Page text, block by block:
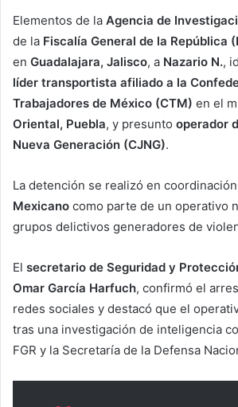
Elementos de la Agencia de
de la Fiscalía General de la República
en Guadalajara, Jalisco, a Nazario N.,
líder transportista afiliado a la
Trabajadores de México (CTM) en el
Oriental, Puebla, y presunto operador
Nueva Generación (CJNG).
La detención se realizó en
Mexicano como parte de un operativo
grupos delictivos generadores de
El secretario de Seguridad y
Omar García Harfuch, confirmó el
redes sociales y destacó que el
tras una investigación de inteligencia
FGR y la Secretaría de la Defensa